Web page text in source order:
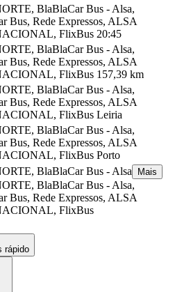
BlaBlaCar Bus - Alsa,
Bus, Rede Expressos, ALSA
FlixBus 20:45
BlaBlaCar Bus - Alsa,
Bus, Rede Expressos, ALSA
FlixBus 157,39 km
BlaBlaCar Bus - Alsa,
Bus, Rede Expressos, ALSA
FlixBus Leiria
BlaBlaCar Bus - Alsa,
Bus, Rede Expressos, ALSA
FlixBus Porto
BlaBlaCar Bus - Alsa Mais
BlaBlaCar Bus - Alsa,
Bus, Rede Expressos, ALSA
FlixBus
©CARTO, ©OpenStreetMap
rápido